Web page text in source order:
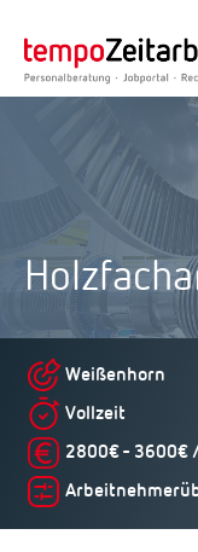
Weißenhorn
Vollzeit
2800€ - 3600€